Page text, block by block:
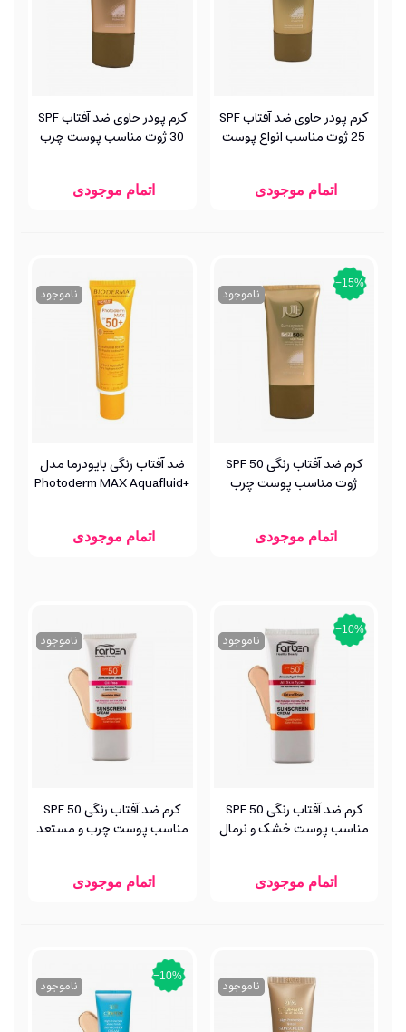
کرم پودر حاوی ضد آفتاب SPF
25 ژوت مناسب انواع پوست
اتمام موجودی
کرم پودر حاوی ضد آفتاب SPF
30 ژوت مناسب پوست چرب
اتمام موجودی
‎−15%
ناموجود
کرم ضد آفتاب رنگی SPF 50
ژوت مناسب پوست چرب
اتمام موجودی
ناموجود
ضد آفتاب رنگی بایودرما مدل
+Photoderm MAX Aquafluid
اتمام موجودی
‎−10%
ناموجود
کرم ضد آفتاب رنگی SPF 50
مناسب پوست خشک و نرمال
اتمام موجودی
ناموجود
کرم ضد آفتاب رنگی SPF 50
مناسب پوست چرب و مستعد
اتمام موجودی
ناموجود
‎−10%
ناموجود